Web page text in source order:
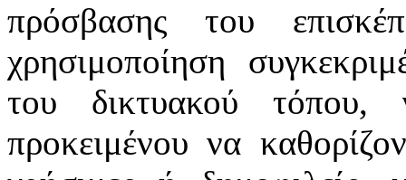
πρόσβασης του
χρησιμοποίηση
του δικτυακού τόπου,
προκειμένου να